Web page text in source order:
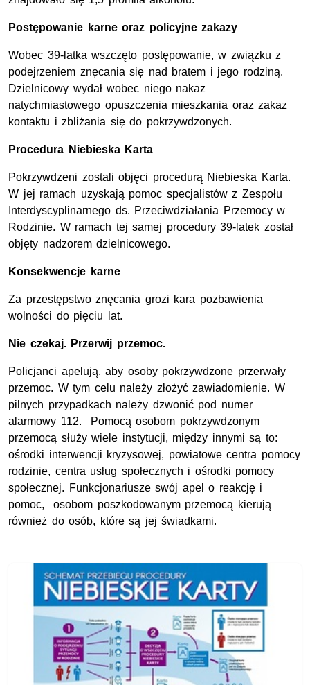
Postępowanie karne oraz policyjne zakazy
Wobec 39-latka wszczęto postępowanie, w związku z
podejrzeniem znęcania się nad bratem i jego rodziną.
Dzielnicowy wydał wobec niego nakaz
natychmiastowego opuszczenia mieszkania oraz zakaz
kontaktu i zbliżania się do pokrzywdzonych.
Procedura Niebieska Karta
Pokrzywdzeni zostali objęci procedurą Niebieska Karta.
W jej ramach uzyskają pomoc specjalistów z Zespołu
Interdyscyplinarnego ds. Przeciwdziałania Przemocy w
Rodzinie. W ramach tej samej procedury 39-latek został
objęty nadzorem dzielnicowego.
Konsekwencje karne
Za przestępstwo znęcania grozi kara pozbawienia
wolności do pięciu lat.
Nie czekaj. Przerwij przemoc.
Policjanci apelują, aby osoby pokrzywdzone przerwały
przemoc. W tym celu należy złożyć zawiadomienie. W
pilnych przypadkach należy dzwonić pod numer
alarmowy 112. Pomocą osobom pokrzywdzonym
przemocą służy wiele instytucji, między innymi są to:
ośrodki interwencji kryzysowej, powiatowe centra pomocy
rodzinie, centra usług społecznych i ośrodki pomocy
społecznej. Funkcjonariusze swój apel o reakcję i
pomoc, osobom poszkodowanym przemocą kierują
również do osób, które są jej świadkami.